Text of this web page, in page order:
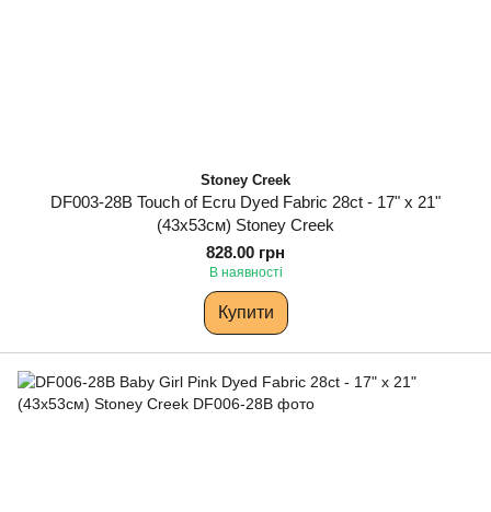
Stoney Creek
DF003-28B Touch of Ecru Dyed Fabric 28ct - 17" x 21"
(43х53см) Stoney Creek
828.00 грн
В наявності
Купити